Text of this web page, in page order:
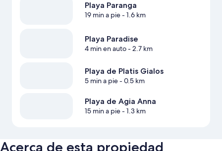
Playa Paranga
19 min a pie- 1.6 km
Playa Paradise
4 min en auto- 2.7 km
Playa de Platis Gialos
5 min a pie- 0.5 km
Playa de Agia Anna
15 min a pie- 1.3 km
Acerca de esta propiedad